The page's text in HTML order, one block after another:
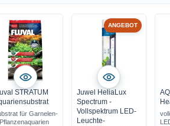
STRATUM
für Garnelen-
ANGEBOT
Juwel HeliaLux
Spectrum -
Vollspektrum LED-
Leuchte-